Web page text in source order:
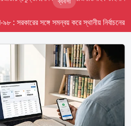
: সরকারের সঙ্গে সমন্বয় করে স্থানীয় নির্বাচনের